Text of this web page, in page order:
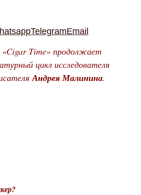
TelegramEmail
Time» продолжает
цикл исследователя
Андрея Малинина.